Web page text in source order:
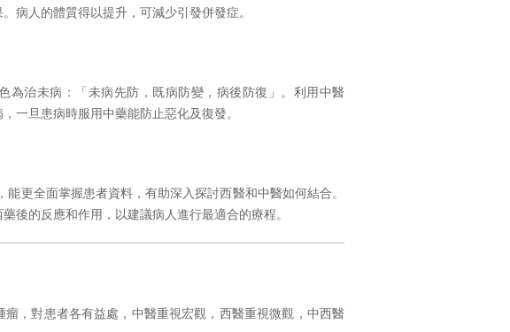
病人的體質得以提升，可減少引發併發症。
為治未病：「未病先防，既病防變，病後防復」。利用中醫
一旦患病時服用中藥能防止惡化及復發。
更全面掌握患者資料，有助深入探討西醫和中醫如何結合。
後的反應和作用，以建議病人進行最適合的療程。
，對患者各有益處，中醫重視宏觀，西醫重視微觀，中西醫